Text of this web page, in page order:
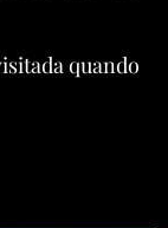
quando